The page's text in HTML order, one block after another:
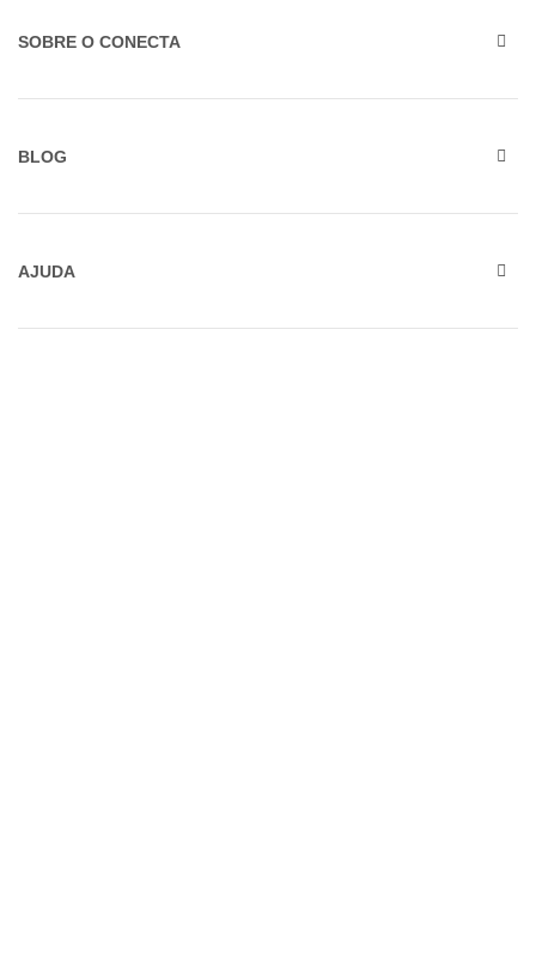
SOBRE O CONECTA
BLOG
AJUDA